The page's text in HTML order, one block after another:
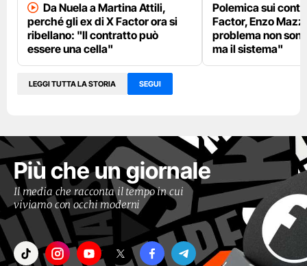
Da Nuela a Martina Attili,
perché gli ex di X Factor ora si
ribellano: "Il contratto può
essere una cella"
Polemica sui
Factor, Enzo
problema non
ma il sistema"
LEGGI TUTTA LA STORIA SEGUI
Più che un giornale
Il media che racconta il tempo in cui
viviamo con occhi moderni